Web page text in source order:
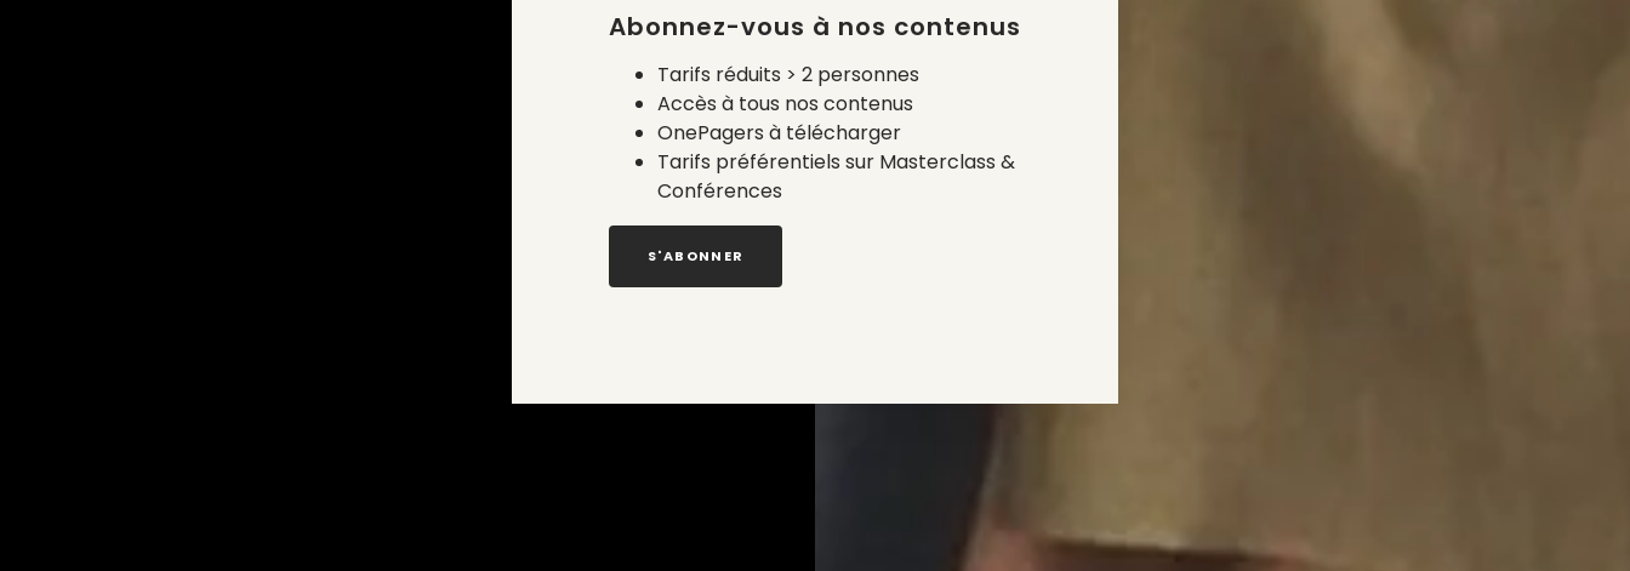
Abonnez-vous à nos contenus
Tarifs réduits > 2 personnes
Accès à tous nos contenus
OnePagers à télécharger
Tarifs préférentiels sur Masterclass &
Conférences
S'ABONNER